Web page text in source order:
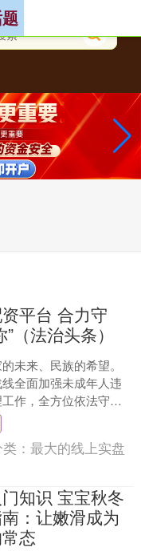
平台 合力守
（法治头条）
未来、民族的希望。
全面加强未成年人违
作，全方位依法守
成长。 全国两会上，
作报告....
：最大的线上实盘
知识 宝宝秋冬
：让嫩滑成为
态